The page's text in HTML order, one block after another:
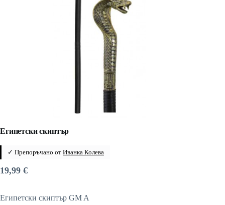
Египетски скиптър
✓ Препоръчано от Иванка Колева
19,99 €
Египетски скиптър GM A